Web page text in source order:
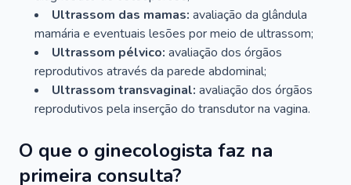
Ultrassom das mamas: avaliação da glândula
mamária e eventuais lesões por meio de ultrassom;
Ultrassom pélvico: avaliação dos órgãos
reprodutivos através da parede abdominal;
Ultrassom transvaginal: avaliação dos órgãos
reprodutivos pela inserção do transdutor na vagina.
O que o ginecologista faz na
primeira consulta?